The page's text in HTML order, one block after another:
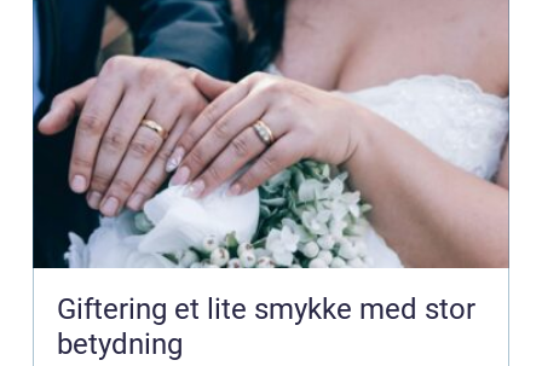
Giftering et lite smykke med stor
betydning